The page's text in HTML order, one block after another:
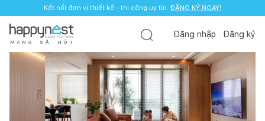
Kết nối đơn vị thiết kế - thi công uy tín. ĐĂNG KÝ NGAY!
M Ạ N G X Ã H Ộ I
Đăng nhập Đăng ký